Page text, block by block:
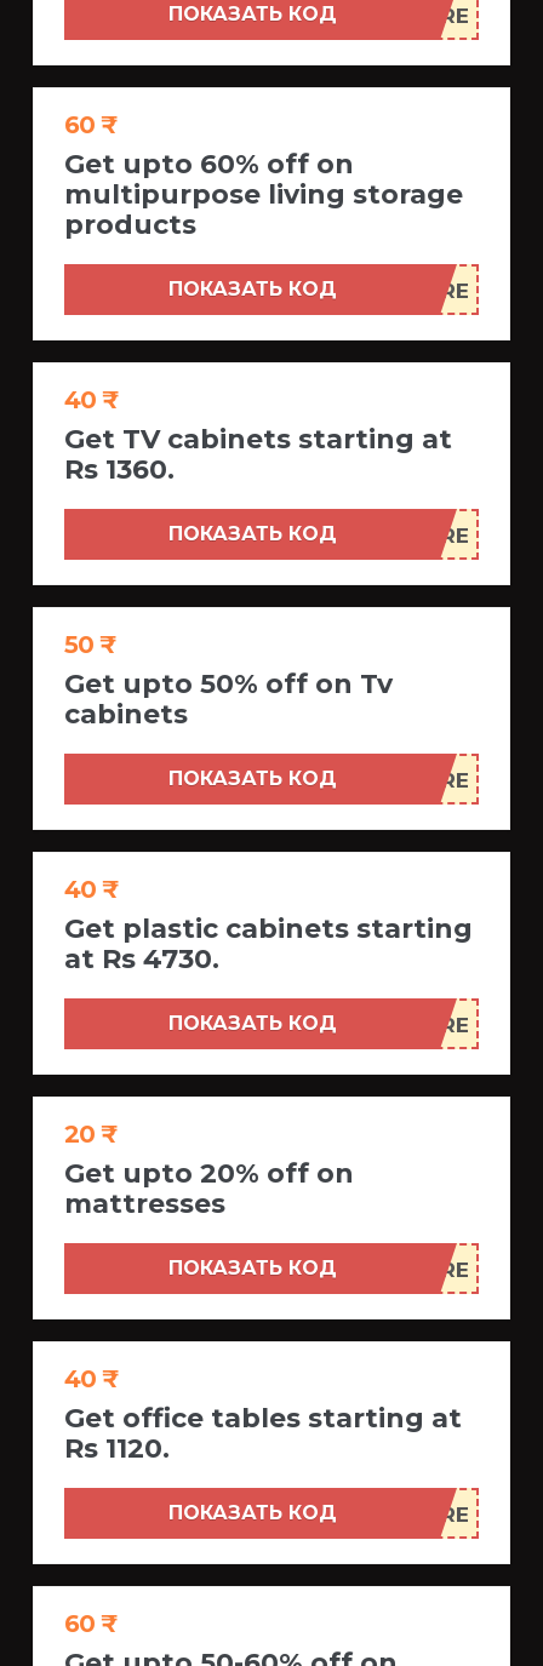
ПОКАЗАТЬ КОД
60 ₹
Get upto 60% off on
multipurpose living storage
products
ПОКАЗАТЬ КОД
40 ₹
Get TV cabinets starting at
Rs 1360.
ПОКАЗАТЬ КОД
50 ₹
Get upto 50% off on Tv
cabinets
ПОКАЗАТЬ КОД
40 ₹
Get plastic cabinets starting
at Rs 4730.
ПОКАЗАТЬ КОД
20 ₹
Get upto 20% off on
mattresses
ПОКАЗАТЬ КОД
40 ₹
Get office tables starting at
Rs 1120.
ПОКАЗАТЬ КОД
60 ₹